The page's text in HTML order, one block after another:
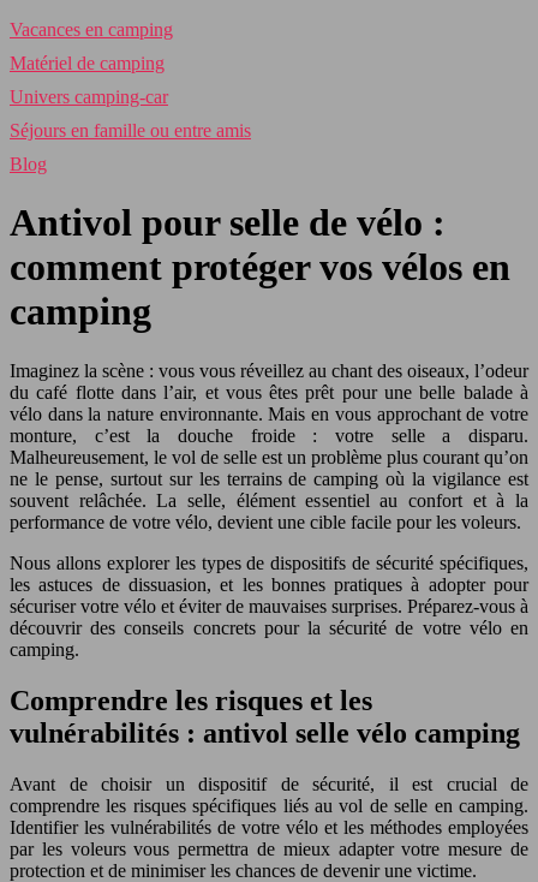
Vacances en camping
Matériel de camping
Univers camping-car
Séjours en famille ou entre amis
Blog
Antivol pour selle de vélo :
comment protéger vos vélos en
camping
Imaginez la scène : vous vous réveillez au chant des oiseaux, l’odeur
du café flotte dans l’air, et vous êtes prêt pour une belle balade à
vélo dans la nature environnante. Mais en vous approchant de votre
monture, c’est la douche froide : votre selle a disparu.
Malheureusement, le vol de selle est un problème plus courant qu’on
ne le pense, surtout sur les terrains de camping où la vigilance est
souvent relâchée. La selle, élément essentiel au confort et à la
performance de votre vélo, devient une cible facile pour les voleurs.
Nous allons explorer les types de dispositifs de sécurité spécifiques,
les astuces de dissuasion, et les bonnes pratiques à adopter pour
sécuriser votre vélo et éviter de mauvaises surprises. Préparez-vous à
découvrir des conseils concrets pour la sécurité de votre vélo en
camping.
Comprendre les risques et les
vulnérabilités : antivol selle vélo camping
Avant de choisir un dispositif de sécurité, il est crucial de
comprendre les risques spécifiques liés au vol de selle en camping.
Identifier les vulnérabilités de votre vélo et les méthodes employées
par les voleurs vous permettra de mieux adapter votre mesure de
protection et de minimiser les chances de devenir une victime.